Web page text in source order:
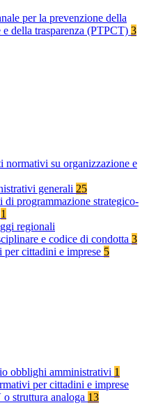
per la prevenzione della
della trasparenza (PTPCT) 3
normativi su organizzazione e
generali 25
di programmazione strategico-
1
regionali
e codice di condotta 3
cittadini e imprese 5
obblighi amministrativi 1
per cittadini e imprese
struttura analoga 13